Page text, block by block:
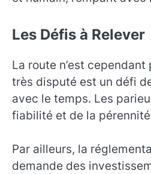
Les Défis à Relever
La route n’est
très disputé est un défi
avec le temps. Les
fiabilité et de la
Par ailleurs, la
demande des